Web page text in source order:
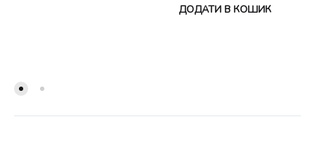
ДОДАТИ В КОШИК